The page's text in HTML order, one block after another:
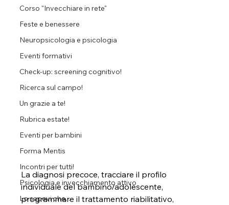
Corso "Invecchiare in rete"
Feste e benessere
Neuropsicologia e psicologia
Eventi formativi
Check-up: screening cognitivo!
Ricerca sul campo!
Un grazie a te!
Rubrica estate!
Eventi per bambini
Forma Mentis
Incontri per tutti!
Psicologia e invecchiamento attivo
Lo sapevi che...
La diagnosi precoce, tracciare il profilo
individuale del bambino/adolescente,
programmare il trattamento riabilitativo,